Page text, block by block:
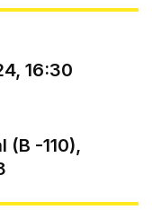
16:30
(B -110),